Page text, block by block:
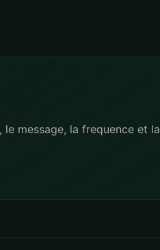
message, la frequence et la